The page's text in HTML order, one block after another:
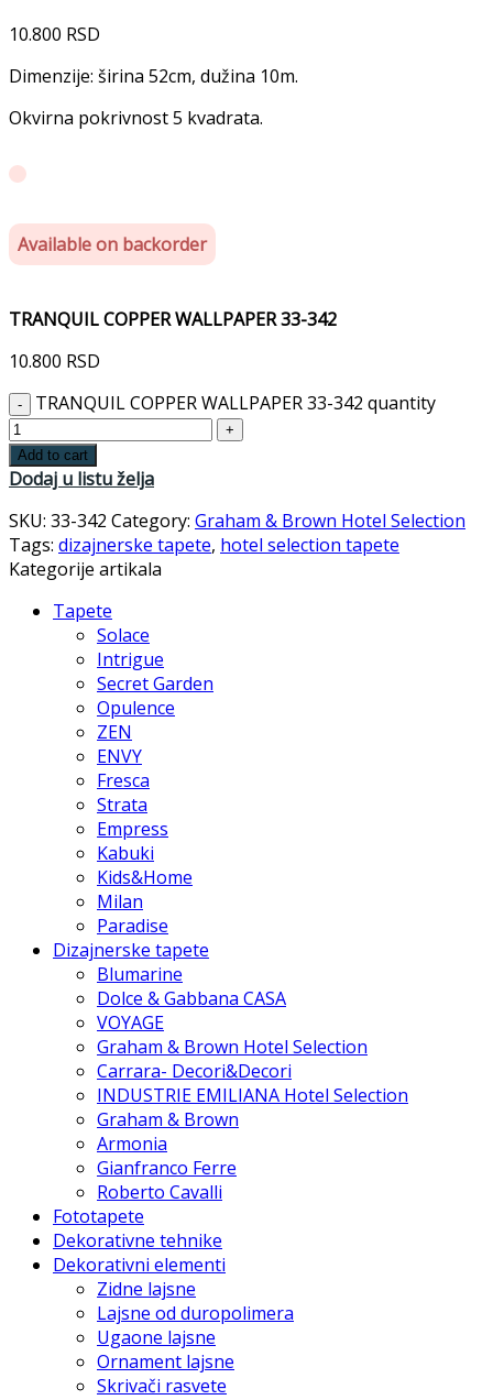
10.800 RSD
Dimenzije: širina 52cm, dužina 10m.
Okvirna pokrivnost 5 kvadrata.
Available on backorder
TRANQUIL COPPER WALLPAPER 33-342
10.800 RSD
TRANQUIL COPPER WALLPAPER 33-342 quantity
Add to cart
Dodaj u listu želja
SKU: 33-342 Category: Graham & Brown Hotel Selection
Tags: dizajnerske tapete, hotel selection tapete
Kategorije artikala
Tapete
Solace
Intrigue
Secret Garden
Opulence
ZEN
ENVY
Fresca
Strata
Empress
Kabuki
Kids&Home
Milan
Paradise
Dizajnerske tapete
Blumarine
Dolce & Gabbana CASA
VOYAGE
Graham & Brown Hotel Selection
Carrara- Decori&Decori
INDUSTRIE EMILIANA Hotel Selection
Graham & Brown
Armonia
Gianfranco Ferre
Roberto Cavalli
Fototapete
Dekorativne tehnike
Dekorativni elementi
Zidne lajsne
Lajsne od duropolimera
Ugaone lajsne
Ornament lajsne
Skrivači rasvete